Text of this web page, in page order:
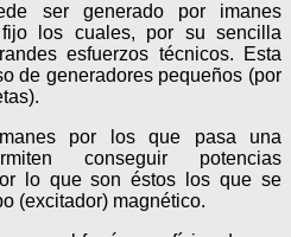
ser generado por imanes
los cuales, por su sencilla
esfuerzos técnicos. Esta
de generadores pequeños (por
por los que pasa una
conseguir potencias
lo que son éstos los que se
(excitador) magnético.